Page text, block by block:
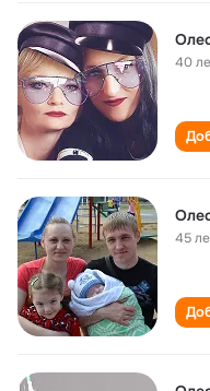
40
45